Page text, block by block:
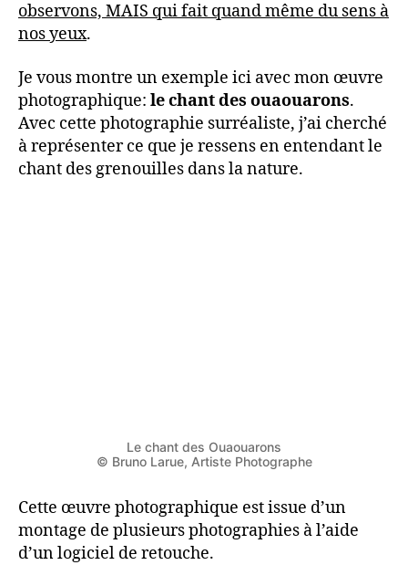
observons, MAIS qui fait quand même du sens à
nos yeux.
Je vous montre un exemple ici avec mon œuvre
photographique: le chant des ouaouarons.
Avec cette photographie surréaliste, j’ai cherché
à représenter ce que je ressens en entendant le
chant des grenouilles dans la nature.
Le chant des Ouaouarons
© Bruno Larue, Artiste Photographe
Cette œuvre photographique est issue d’un
montage de plusieurs photographies à l’aide
d’un logiciel de retouche.